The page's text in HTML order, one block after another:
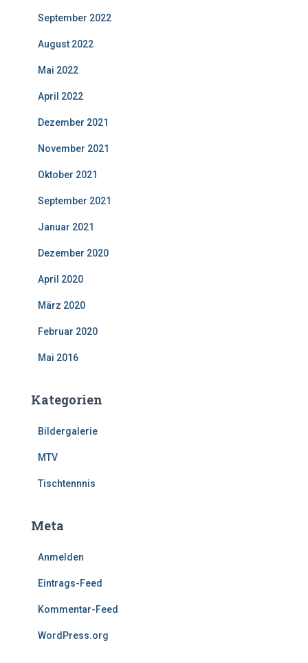
September 2022
August 2022
Mai 2022
April 2022
Dezember 2021
November 2021
Oktober 2021
September 2021
Januar 2021
Dezember 2020
April 2020
März 2020
Februar 2020
Mai 2016
Kategorien
Bildergalerie
MTV
Tischtennnis
Meta
Anmelden
Eintrags-Feed
Kommentar-Feed
WordPress.org